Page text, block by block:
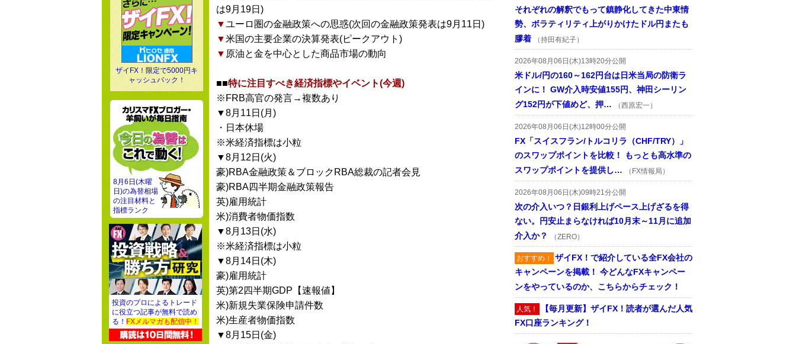
は9月19日)
▼ユーロ圏の金融政策への思惑(次回の金融政策発表は9月11日)
▼米国の主要企業の決算発表(ピークアウト)
▼ 原油と金を中心とした商品市場の動向
■■特に注目すべき経済指標やイベント(今週)
※FRB高官の発言→複数あり
▼8月11日(月)
・日本休場
※米経済指標は小粒
▼8月12日(火)
豪)RBA金融政策＆ブロックRBA総裁の記者会見
豪)RBA四半期金融政策報告
英)雇用統計
米)消費者物価指数
▼8月13日(水)
※米経済指標は小粒
▼8月14日(木)
豪)雇用統計
英)第2四半期GDP【速報値】
米)新規失業保険申請件数
米)生産者物価指数
▼8月15日(金)
それぞれの解釈でもって鎮静化してきた中東情
勢、ボラティリティ上がりかけたドル円またも
膠着
（持田有紀子）
2026年08月06日(木)13時20分公開
米ドル/円の160～162円台は日米当局の防衛ラ
インに！ GW介入時安値155円、神田シーリン
グ152円が下値めど、押…
（西原宏一）
2026年08月06日(木)12時00分公開
FX「スイスフラン/トルコリラ（CHF/TRY）」
のスワップポイントを比較！ もっとも高水準の
スワップポイントを提供し…
（FX情報局）
2026年08月06日(木)09時21分公開
次の介入いつ？日銀利上げペース上げざるを得
ない。円安止まらなければ10月末～11月に追加
介入か？
（ZERO）
おすすめ！ ザイFX！で紹介している全FX会社の
キャンペーンを掲載！ 今どんなFXキャンペー
ンをやっているのか、こちらからチェック！
人気！ 【毎月更新】ザイFX！読者が選んだ人気
FX口座ランキング！
ザイFX！限定で5000円キ
ャッシュバック！
8月6日(木曜
日)の為替相場
の注目材料と
指標ランク
投資のプロによるトレード
に役立つ記事が無料で読め
る！ FXメルマガも配信中！